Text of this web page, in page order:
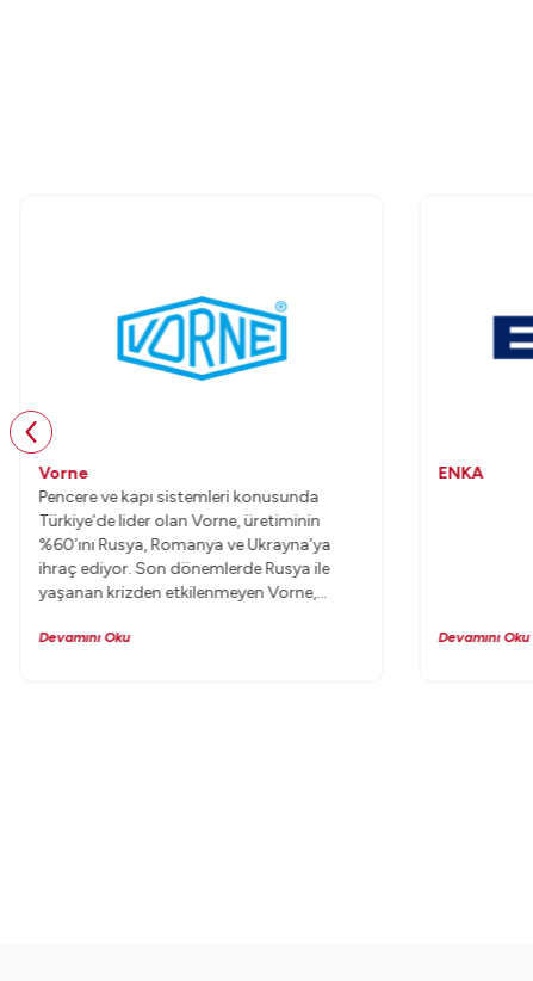
Vorne
Pencere ve kapı sistemleri konusunda
Türkiye’de lider olan Vorne, üretiminin
%60’ını Rusya, Romanya ve Ukrayna’ya
ihraç ediyor. Son dönemlerde Rusya ile
yaşanan krizden etkilenmeyen Vorne,
yanı sıra, yeni pazarlara da ihracat
Devamını Oku
ENKA
Devamını Oku